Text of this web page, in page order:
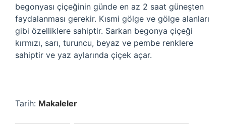
begonyası çiçeğinin günde en az 2 saat güneşten
faydalanması gerekir. Kısmi gölge ve gölge alanları
gibi özelliklere sahiptir. Sarkan begonya çiçeği
kırmızı, sarı, turuncu, beyaz ve pembe renklere
sahiptir ve yaz aylarında çiçek açar.
Tarih: Makaleler